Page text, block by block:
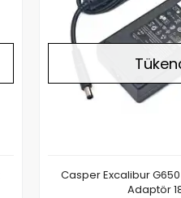
Casper Excalibur G650 G670 Notebook
Adaptör